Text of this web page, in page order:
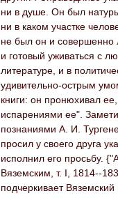
ни в душе. Он был
ни в каком участке
не был он и совершенно
и готовый уживаться с
литературе, и в
удивительно-острым
книги: он пронюхивал
испарениями ее".
познаниями А. И.
просил у своего друга
исполнил его просьбу.
Вяземским, т. I, 1814--
подчеркивает